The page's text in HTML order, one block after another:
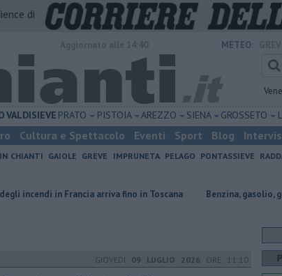
di
METEO:
VALDISIEVE PRATO PISTOIA AREZZO SIENA GROSSETO
Cultura e Spettacolo Eventi Sport Blog
CHIANTI GAIOLE GREVE IMPRUNETA PELAGO PONTASSIEVE
arriva fino in Toscana ​Benzina, gasolio, gpl, ecco dove
GIOVEDÌ 09 LUGLIO 2026 ORE 11:10